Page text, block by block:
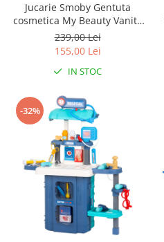
Jucarie Smoby Gentuta
cosmetica My Beauty Vanity
cu accesorii
239,00 Lei
155,00 Lei
IN STOC
-32%